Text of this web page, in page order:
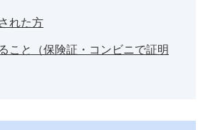
れた方
こと（保険証・コンビニで証明